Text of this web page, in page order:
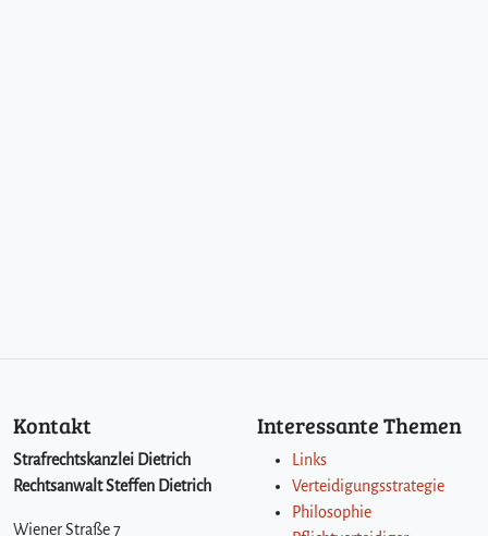
Kontakt
Strafrechtskanzlei Dietrich
Rechtsanwalt Steffen Dietrich
Wiener Straße 7
Interessante Themen
Links
Verteidigungsstrategie
Philosophie